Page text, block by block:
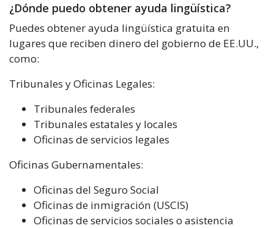
¿Dónde puedo obtener ayuda lingüística?
Puedes obtener ayuda lingüística gratuita en
lugares que reciben dinero del gobierno de EE.UU.,
como:
Tribunales y Oficinas Legales:
Tribunales federales
Tribunales estatales y locales
Oficinas de servicios legales
Oficinas Gubernamentales:
Oficinas del Seguro Social
Oficinas de inmigración (USCIS)
Oficinas de servicios sociales o asistencia